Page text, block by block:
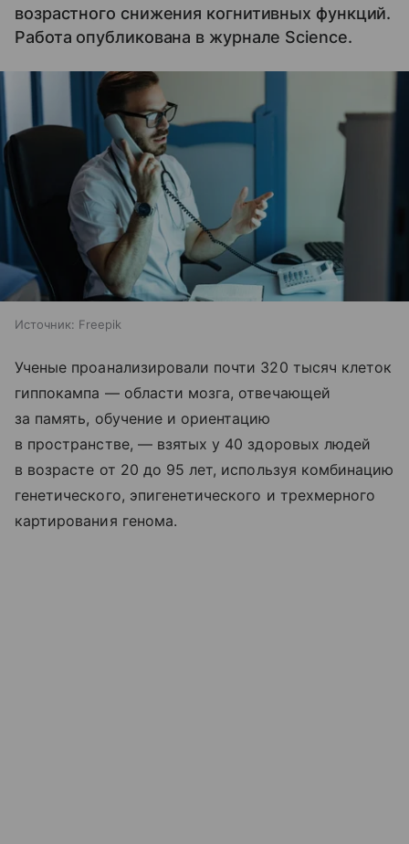
возрастного снижения когнитивных функций.
Работа опубликована в журнале Science.
Источник: Freepik
Ученые проанализировали почти 320 тысяч клеток
гиппокампа — области мозга, отвечающей
за память, обучение и ориентацию
в пространстве, — взятых у 40 здоровых людей
в возрасте от 20 до 95 лет, используя комбинацию
генетического, эпигенетического и трехмерного
картирования генома.